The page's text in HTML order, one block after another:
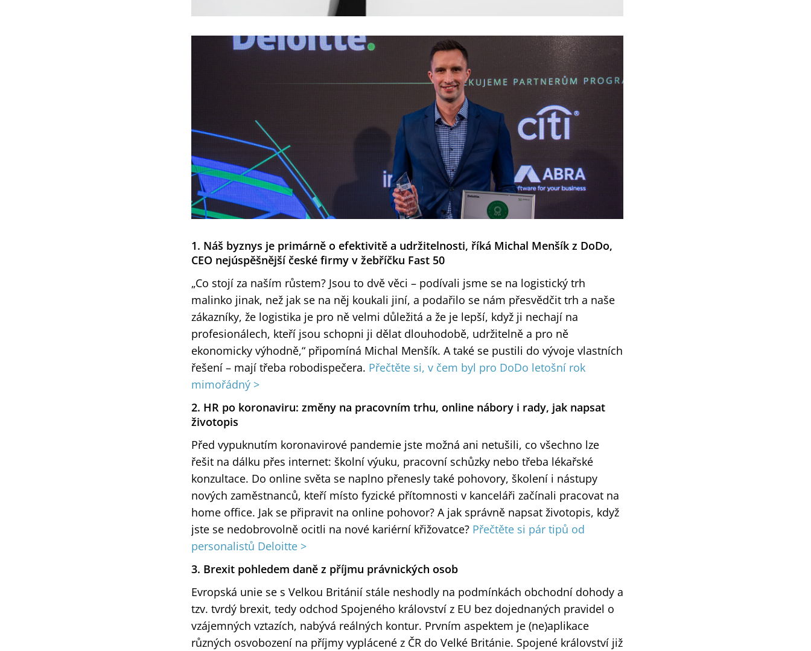
1. Náš byznys je primárně o efektivitě a udržitelnosti, říká Michal Menšík z DoDo,
CEO nejúspěšnější české firmy v žebříčku Fast 50
„Co stojí za naším růstem? Jsou to dvě věci – podívali jsme se na logistický trh
malinko jinak, než jak se na něj koukali jiní, a podařilo se nám přesvědčit trh a naše
zákazníky, že logistika je pro ně velmi důležitá a že je lepší, když ji nechají na
profesionálech, kteří jsou schopni ji dělat dlouhodobě, udržitelně a pro ně
ekonomicky výhodně,“ připomíná Michal Menšík. A také se pustili do vývoje vlastních
řešení – mají třeba robodispečera. Přečtěte si, v čem byl pro DoDo letošní rok
mimořádný >
2. HR po koronaviru: změny na pracovním trhu, online nábory i rady, jak napsat
životopis
Před vypuknutím koronavirové pandemie jste možná ani netušili, co všechno lze
řešit na dálku přes internet: školní výuku, pracovní schůzky nebo třeba lékařské
konzultace. Do online světa se naplno přenesly také pohovory, školení i nástupy
nových zaměstnanců, kteří místo fyzické přítomnosti v kanceláři začínali pracovat na
home office. Jak se připravit na online pohovor? A jak správně napsat životopis, když
jste se nedobrovolně ocitli na nové kariérní křižovatce? Přečtěte si pár tipů od
personalistů Deloitte >
3. Brexit pohledem daně z příjmu právnických osob
Evropská unie se s Velkou Británií stále neshodly na podmínkách obchodní dohody a
tzv. tvrdý brexit, tedy odchod Spojeného království z EU bez dojednaných pravidel o
vzájemných vztazích, nabývá reálných kontur. Prvním aspektem je (ne)aplikace
různých osvobození na příjmy vyplácené z ČR do Velké Británie. Spojené království již